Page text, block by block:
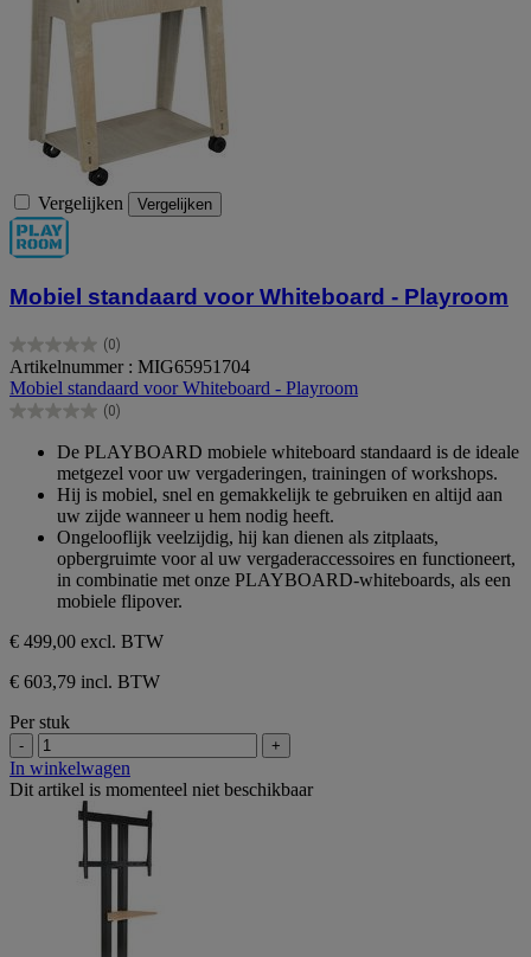
Vergelijken Vergelijken
Mobiel standaard voor Whiteboard - Playroom
(0)
0.0
van
de
5
Artikelnummer : MIG65951704
Mobiel standaard voor Whiteboard - Playroom
(0)
0.0
sterren.
De PLAYBOARD mobiele whiteboard standaard is de ideale
metgezel voor uw vergaderingen, trainingen of workshops.
Hij is mobiel, snel en gemakkelijk te gebruiken en altijd aan
uw zijde wanneer u hem nodig heeft.
Ongelooflijk veelzijdig, hij kan dienen als zitplaats,
opbergruimte voor al uw vergaderaccessoires en functioneert,
in combinatie met onze PLAYBOARD-whiteboards, als een
mobiele flipover.
€ 499,00 excl. BTW
€ 603,79 incl. BTW
Per stuk
- +
In winkelwagen
Dit artikel is momenteel niet beschikbaar